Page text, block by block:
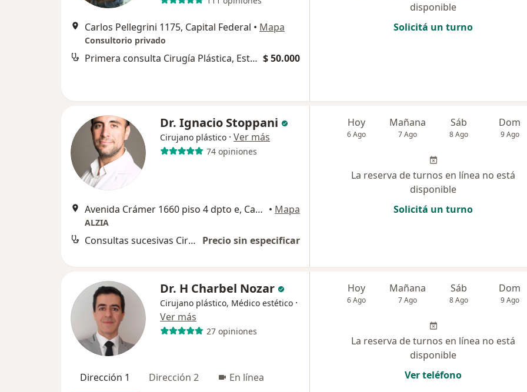
Carlos Pellegrini 1175, Capital Federal • Mapa
Consultorio privado
Primera consulta Cirugía Plástica, Estética y Reparadora $ 50.000
disponible
Solicitá un turno
Dr. Ignacio Stoppani
Cirujano plástico · Ver más
74 opiniones
Avenida Crámer 1660 piso 4 dpto e, Capital Federal • Mapa
ALZIA
Consultas sucesivas Cirugía Plástica, Estética y Reparadora Precio sin especificar
Hoy
6 Ago
Mañana
7 Ago
Sáb
8 Ago
Dom
9 Ago
La reserva de turnos en línea no está
disponible
Solicitá un turno
Dr. H Charbel Nozar
Cirujano plástico, Médico estético ·
Ver más
27 opiniones
Dirección 1 Dirección 2 En línea
Hoy
6 Ago
Mañana
7 Ago
Sáb
8 Ago
Dom
9 Ago
La reserva de turnos en línea no está
disponible
Ver teléfono